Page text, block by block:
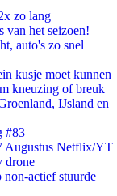
zo lang
van het seizoen!
auto's zo snel
kusje moet kunnen
kneuzing of breuk
IJsland en
#83
Augustus Netflix/YT
drone
actief stuurde